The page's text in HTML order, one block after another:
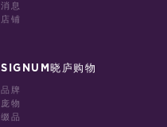
消息
店铺
SIGNUM晓庐购物
品牌
庞物
缀品